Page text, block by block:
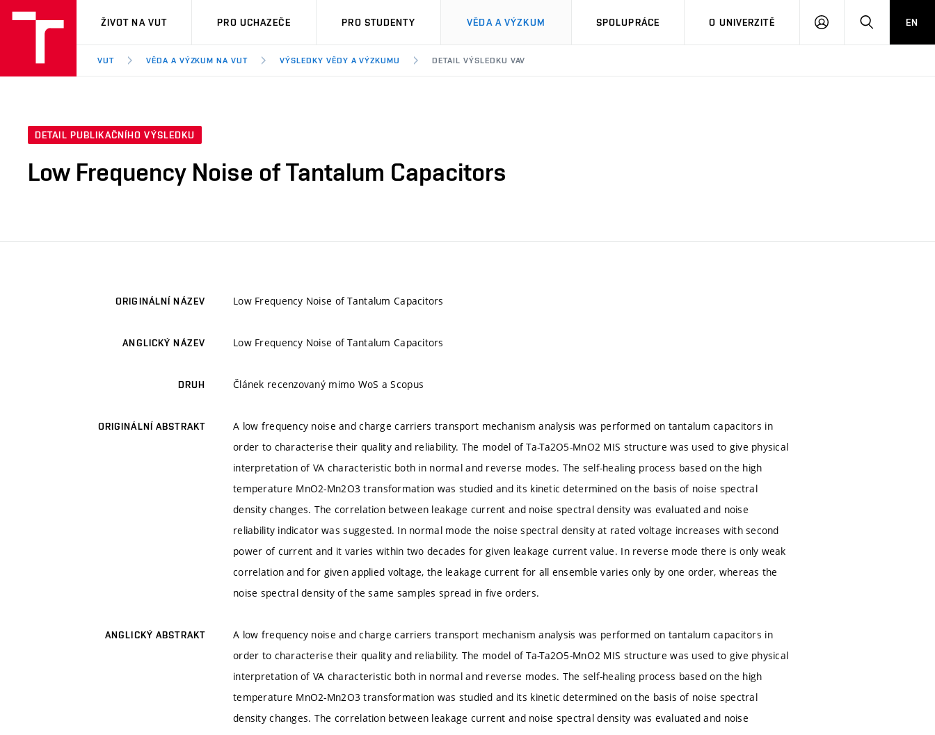
VUT
ŽIVOT NA VUT PRO UCHAZEČE PRO STUDENTY VĚDA A VÝZKUM SPOLUPRÁCE O UNIVERZITĚ
PŘIHLÁSIT HLEDATEN
VUT VĚDA A VÝZKUM NA VUT VÝSLEDKY VĚDY A VÝZKUMU DETAIL VÝSLEDKU VAV
DETAIL PUBLIKAČNÍHO VÝSLEDKU
Low Frequency Noise of Tantalum Capacitors
ORIGINÁLNÍ NÁZEV Low Frequency Noise of Tantalum Capacitors
ANGLICKÝ NÁZEV Low Frequency Noise of Tantalum Capacitors
DRUH Článek recenzovaný mimo WoS a Scopus
ORIGINÁLNÍ ABSTRAKT
A low frequency noise and charge carriers transport mechanism analysis was performed on tantalum capacitors in
order to characterise their quality and reliability. The model of Ta-Ta2O5-MnO2 MIS structure was used to give physical
interpretation of VA characteristic both in normal and reverse modes. The self-healing process based on the high
temperature MnO2-Mn2O3 transformation was studied and its kinetic determined on the basis of noise spectral
density changes. The correlation between leakage current and noise spectral density was evaluated and noise
reliability indicator was suggested. In normal mode the noise spectral density at rated voltage increases with second
power of current and it varies within two decades for given leakage current value. In reverse mode there is only weak
correlation and for given applied voltage, the leakage current for all ensemble varies only by one order, whereas the
noise spectral density of the same samples spread in five orders.
ANGLICKÝ ABSTRAKT
A low frequency noise and charge carriers transport mechanism analysis was performed on tantalum capacitors in
order to characterise their quality and reliability. The model of Ta-Ta2O5-MnO2 MIS structure was used to give physical
interpretation of VA characteristic both in normal and reverse modes. The self-healing process based on the high
temperature MnO2-Mn2O3 transformation was studied and its kinetic determined on the basis of noise spectral
density changes. The correlation between leakage current and noise spectral density was evaluated and noise